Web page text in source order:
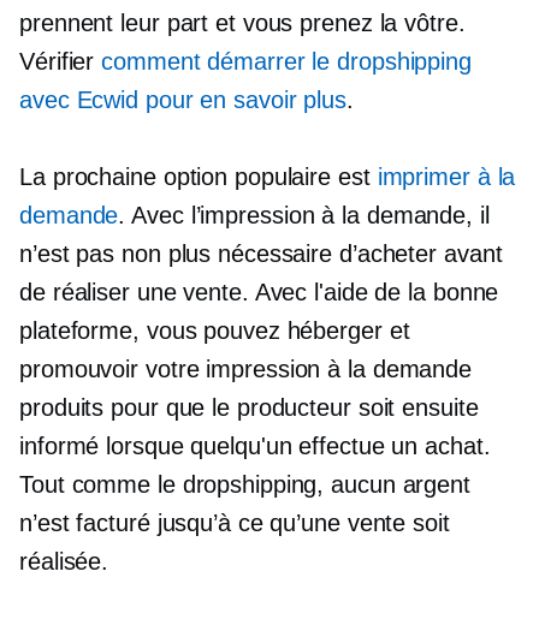
prennent leur part et vous prenez la vôtre.
Vérifiercomment démarrer le dropshipping
avec Ecwid pour en savoir plus.
La prochaine option populaire est imprimer à la
demande. Avec l’impression à la demande, il
n’est pas non plus nécessaire d’acheter avant
de réaliser une vente. Avec l'aide de la bonne
plateforme, vous pouvez héberger et
promouvoir votre impression à la demande
produits pour que le producteur soit ensuite
informé lorsque quelqu'un effectue un achat.
Tout comme le dropshipping, aucun argent
n’est facturé jusqu’à ce qu’une vente soit
réalisée.